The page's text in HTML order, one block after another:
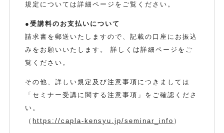
規定については詳細ページをご覧ください。
●受講料のお支払いについて
請求書を郵送いたしますので、記載の口座にお振込
みをお願いいたします。 詳しくは詳細ページをご
覧ください。
その他、詳しい規定及び注意事項につきましては
「セミナー受講に関する注意事項」をご確認くださ
い。
（ https://capla-kensyu.jp/seminar_info ）